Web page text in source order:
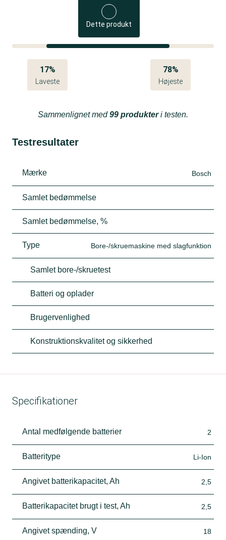
Dette produkt
17%
Laveste
78%
Højeste
Sammenlignet med99 produkteri testen.
Testresultater
Mærke Bosch
Samlet bedømmelse
Samlet bedømmelse, %
Type Bore-/skruemaskine med slagfunktion
Samlet bore-/skruetest
Batteri og oplader
Brugervenlighed
Konstruktionskvalitet og sikkerhed
Specifikationer
Antal medfølgende batterier 2
Batteritype Li-Ion
Angivet batterikapacitet, Ah 2,5
Batterikapacitet brugt i test, Ah 2,5
Angivet spænding, V 18